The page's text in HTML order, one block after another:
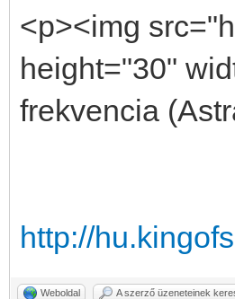
<p><img
height="30"
frekvencia
http://
Weboldal A szerző üzeneteinek